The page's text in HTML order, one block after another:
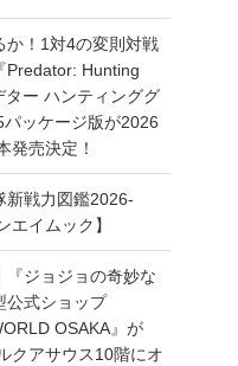
か！1対4の変則対戦
Predator: Hunting
ー ハンティンググ
ッケージ版が2026
発売決定！
新戦力図鑑2026-
エイムック】
『ジョジョの奇妙な
公式ショップ
OSAKA』が
クアサウス10階にオ